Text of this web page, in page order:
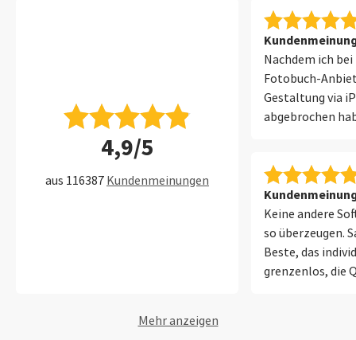
4,9/5
aus 116387 Kundenmeinungen
Nachdem ich
Fotobuch-
Gestaltung via
abgebrochen
Keine andere
so überzeugen.
Beste, das
grenzenlos, die
Mehr anzeigen